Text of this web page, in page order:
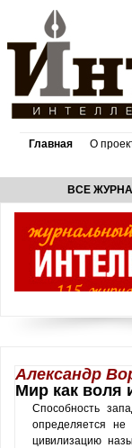
Главная О
ВСЕ
Александр
Мир как воля
Способность
определяется
цивилизацию